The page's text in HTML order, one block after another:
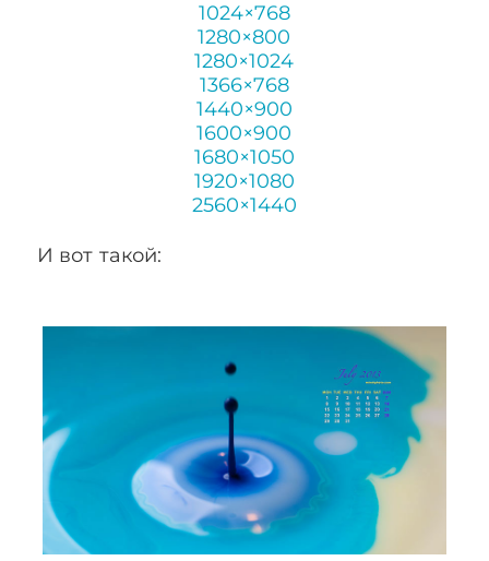
1024×768
1280×800
1280×1024
1366×768
1440×900
1600×900
1680×1050
1920×1080
2560×1440
И вот такой: